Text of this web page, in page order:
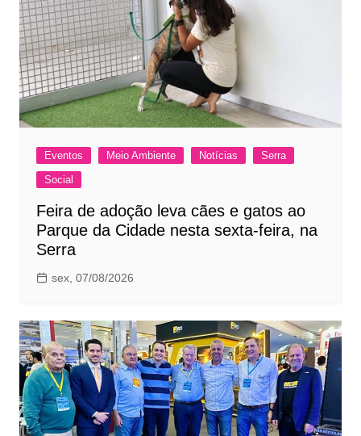
Eventos Meio Ambiente Notícias
Serra
Social
Feira de adoção leva cães e gatos ao
Parque da Cidade nesta sexta-feira, na
Serra
sex, 07/08/2026